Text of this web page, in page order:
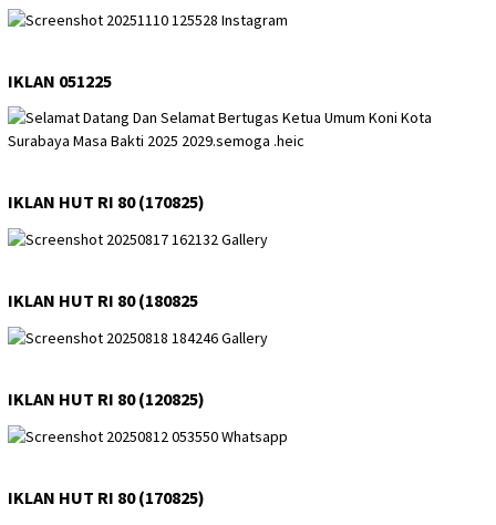
IKLAN 051225
IKLAN HUT RI 80 (170825)
IKLAN HUT RI 80 (180825
IKLAN HUT RI 80 (120825)
IKLAN HUT RI 80 (170825)